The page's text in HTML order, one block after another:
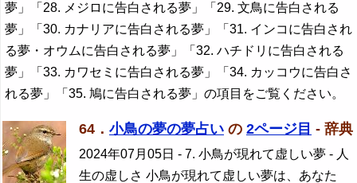
夢」「28. メジロに告白される夢」「29. 文鳥に告白される
夢」「30. カナリアに告白される夢」「31. インコに告白され
る夢・オウムに告白される夢」「32. ハチドリに告白される
夢」「33. カワセミに告白される夢」「34. カッコウに告白さ
れる夢」「35. 鳩に告白される夢」の項目をご覧ください。
64． 小鳥の夢の夢占い の 2ページ目 - 辞典
2024年07月05日 - 7. 小鳥が現れて虚しい夢 - 人
生の虚しさ 小鳥が現れて虚しい夢は、あなた